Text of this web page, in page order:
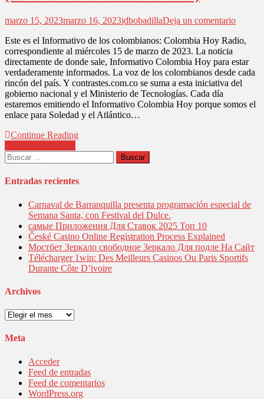
marzo 15, 2023marzo 16, 2023jdbobadillaDeja un comentarioen
VIVO:
Hoy
Radio
de
Este es el Informativo de los colombianos: Colombia Hoy Radio,
correspondiente al miércoles 15 de marzo de 2023. La noticia
directamente de donde sale, Informativo Colombia Hoy para estar
verdaderamente informados. La voz de los colombianos desde cada
rincón del país. Y contrastes.com.co se suma a esta iniciativa del
gobierno nacional y el Ministerio de Tecnologías. Cada día
estaremos emitiendo el Informativo Colombia Hoy porque somos el
enlace para Soledad y el Atlántico…
Continue Reading
Navegación
de
entradas
Buscar:
Entradas recientes
Carnaval de Barranquilla presenta programación especial de
Semana Santa, con Festival del Dulce.
самые Приложения Для Ставок 2025 Топ 10
České Casino Online Registration Process Explained
Мостбет Зеркало свободное Зеркало Для подле На Сайт
Télécharger 1win: Des Meilleurs Casinos Ou Paris Sportifs
Durante Côte D’ivoire
Archivos
Archivos
Meta
Acceder
Feed de entradas
Feed de comentarios
WordPress.org